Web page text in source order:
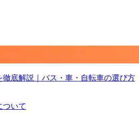
底解説｜バス・車・自転車の選び方
ついて